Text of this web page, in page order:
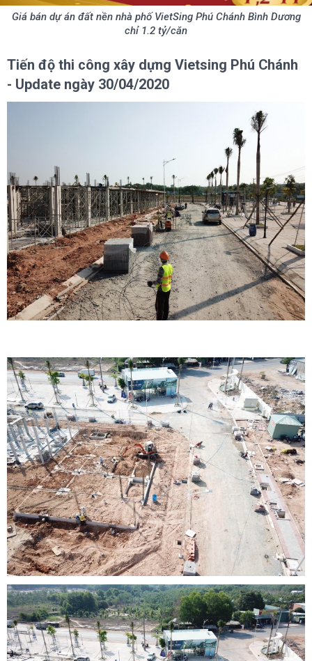
Giá bán dự án đất nền nhà phố VietSing Phú Chánh Bình Dương
chỉ 1.2 tỷ/căn
Tiến độ thi công xây dựng Vietsing Phú Chánh
- Update ngày 30/04/2020